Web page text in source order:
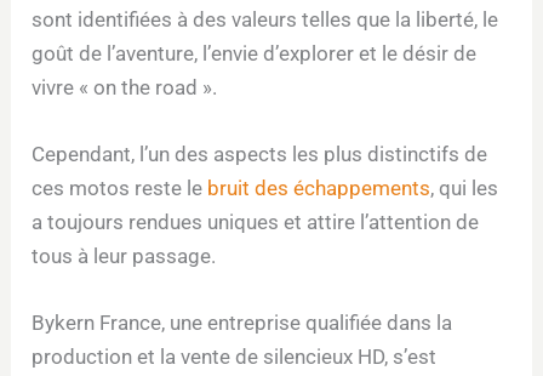
sont identifiées à des valeurs telles que la liberté, le
goût de l’aventure, l’envie d’explorer et le désir de
vivre « on the road ».
Cependant, l’un des aspects les plus distinctifs de
ces motos reste le bruit des échappements, qui les
a toujours rendues uniques et attire l’attention de
tous à leur passage.
Bykern France, une entreprise qualifiée dans la
production et la vente de silencieux HD, s’est